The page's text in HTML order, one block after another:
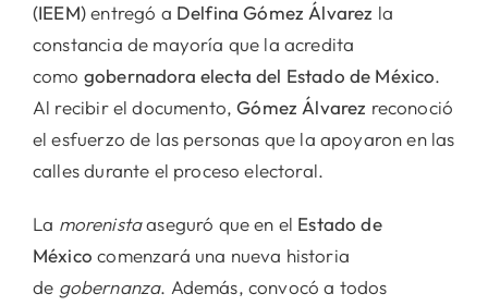
(IEEM)entregó a Delfina Gómez Álvarez la
constancia de mayoría que la acredita
como gobernadora electa del Estado de México.
Al recibir el documento,Gómez Álvarez reconoció
el esfuerzo de las personas que la apoyaron en las
calles durante el proceso electoral.
La morenistaaseguró que en el Estado de
México comenzará una nueva historia
de gobernanza. Además, convocó a todos